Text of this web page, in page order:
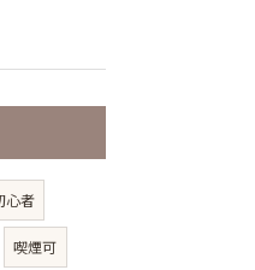
心者
喫煙可